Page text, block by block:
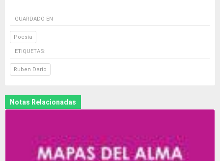
GUARDADO EN
Poesía
ETIQUETAS:
Ruben Dario
Notas Relacionadas